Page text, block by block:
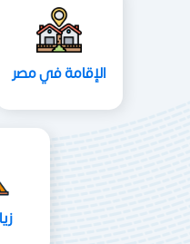
الإقامة في مصر